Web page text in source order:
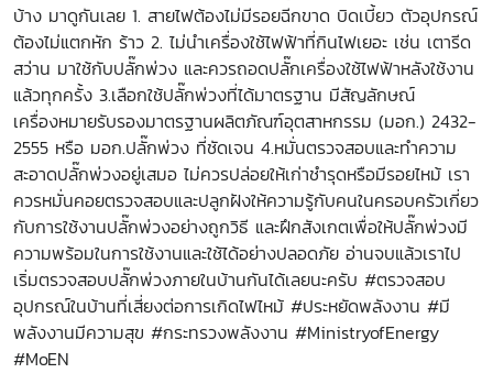
บ้าง มาดูกันเลย 1. สายไฟต้องไม่มีรอยฉีกขาด บิดเบี้ยว ตัวอุปกรณ์
ต้องไม่แตกหัก ร้าว 2. ไม่นำเครื่องใช้ไฟฟ้าที่กินไฟเยอะ เช่น เตารีด
สว่าน มาใช้กับปลั๊กพ่วง และควรถอดปลั๊กเครื่องใช้ไฟฟ้าหลังใช้งาน
แล้วทุกครั้ง 3.เลือกใช้ปลั๊กพ่วงที่ได้มาตรฐาน มีสัญลักษณ์
เครื่องหมายรับรองมาตรฐานผลิตภัณฑ์อุตสาหกรรม (มอก.) 2432-
2555 หรือ มอก.ปลั๊กพ่วง ที่ชัดเจน 4.หมั่นตรวจสอบและทำความ
สะอาดปลั๊กพ่วงอยู่เสมอ ไม่ควรปล่อยให้เก่าชำรุดหรือมีรอยไหม้ เรา
ควรหมั่นคอยตรวจสอบและปลูกฝังให้ความรู้กับคนในครอบครัวเกี่ยว
กับการใช้งานปลั๊กพ่วงอย่างถูกวิธี และฝึกสังเกตเพื่อให้ปลั๊กพ่วงมี
ความพร้อมในการใช้งานและใช้ได้อย่างปลอดภัย อ่านจบแล้วเราไป
เริ่มตรวจสอบปลั๊กพ่วงภายในบ้านกันได้เลยนะครับ #ตรวจสอบ
อุปกรณ์ในบ้านที่เสี่ยงต่อการเกิดไฟไหม้ #ประหยัดพลังงาน #มี
พลังงานมีความสุข #กระทรวงพลังงาน #MinistryofEnergy
#MoEN